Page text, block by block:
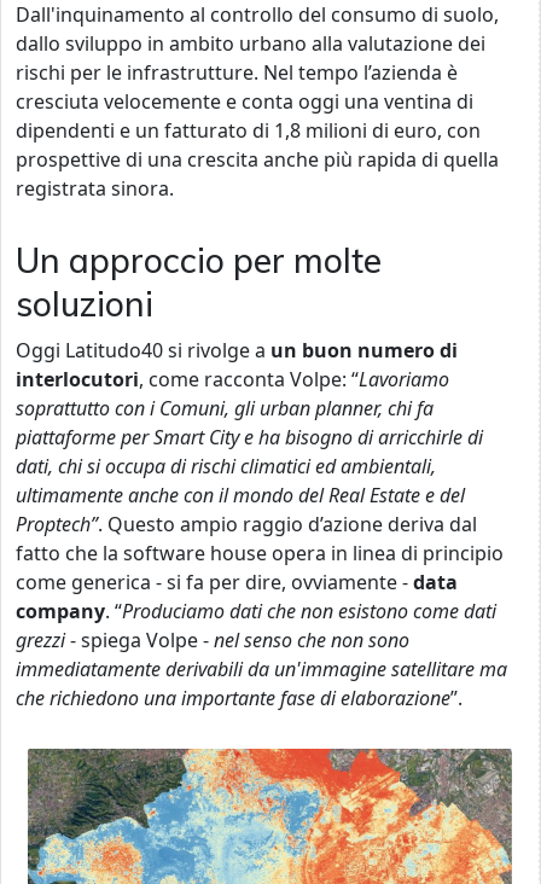
Dall'inquinamento al controllo del consumo di suolo,
dallo sviluppo in ambito urbano alla valutazione dei
rischi per le infrastrutture. Nel tempo l’azienda è
cresciuta velocemente e conta oggi una ventina di
dipendenti e un fatturato di 1,8 milioni di euro, con
prospettive di una crescita anche più rapida di quella
registrata sinora.
Un approccio per molte
soluzioni
Oggi Latitudo40 si rivolge a un buon numero di
interlocutori, come racconta Volpe: “Lavoriamo
soprattutto con i Comuni, gli urban planner, chi fa
piattaforme per Smart City e ha bisogno di arricchirle di
dati, chi si occupa di rischi climatici ed ambientali,
ultimamente anche con il mondo del Real Estate e del
Proptech”. Questo ampio raggio d’azione deriva dal
fatto che la software house opera in linea di principio
come generica - si fa per dire, ovviamente -data
company. “Produciamo dati che non esistono come dati
grezzi- spiega Volpe -nel senso che non sono
immediatamente derivabili da un'immagine satellitare ma
che richiedono una importante fase di elaborazione”.